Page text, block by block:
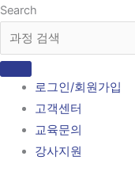
콘
텐
츠
로
Search
로그인/회원가입
고객센터
교육문의
강사지원